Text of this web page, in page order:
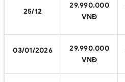
25/12
29.990.000
VNĐ
03/01/2026
29.990.000
VNĐ